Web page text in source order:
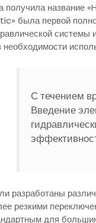
получила название
была первой
необходимости
С течением
Введение
разработаны
резкими
для